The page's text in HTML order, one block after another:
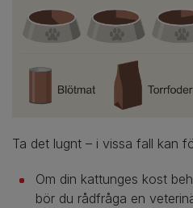
Ta det lugnt – i vissa fall kan
Om din kattunges kost
bör du rådfråga en